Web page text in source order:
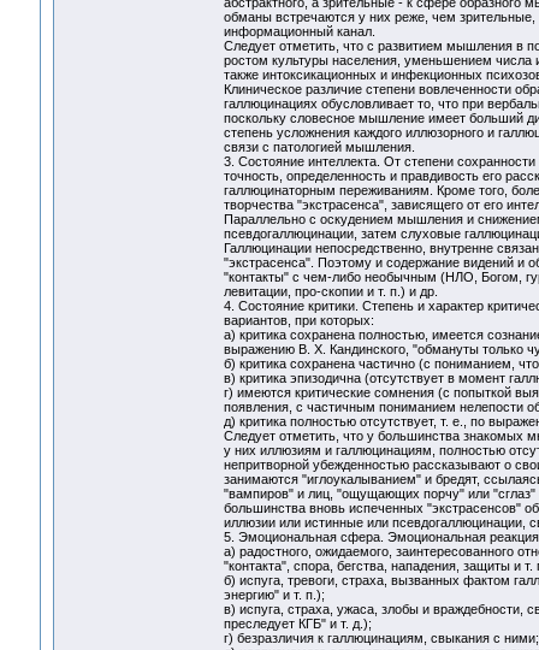
обманы встречаются у них реже, чем
информационный канал.
Следует отметить, что с развитием мышления в
ростом культуры населения, уменьшением числа
также интоксикационных и инфекционных
Клиническое различие степени вовлеченности
галлюцинациях обусловливает то, что при
поскольку словесное мышление имеет больший
степень усложнения каждого иллюзорного и
связи с патологией мышления.
3. Состояние интеллекта. От степени сохранности
точность, определенность и правдивость его
галлюцинаторным переживаниям. Кроме того,
творчества "экстрасенса", зависящего от его
Параллельно с оскудением мышления и
псевдогаллюцинации, затем слуховые
Галлюцинации непосредственно, внутренне
"экстрасенса". Поэтому и содержание видений и
"контакты" с чем-либо необычным (НЛО, Богом,
левитации, про-скопии и т. п.) и др.
4. Состояние критики. Степень и характер
вариантов, при которых:
а) критика сохранена полностью, имеется
выражению В. X. Кандинского, "обмануты только
б) критика сохранена частично (с пониманием,
в) критика эпизодична (отсутствует в момент
г) имеются критические сомнения (с попыткой
появления, с частичным пониманием нелепости
д) критика полностью отсутствует, т. е., по
Следует отметить, что у большинства знакомых
у них иллюзиям и галлюцинациям, полностью
непритворной убежденностью рассказывают о
занимаются "иглоукалыванием" и бредят,
"вампиров" и лиц, "ощущающих порчу" или
большинства вновь испеченных "экстрасенсов"
иллюзии или истинные или псевдогаллюцинации,
5. Эмоциональная сфера. Эмоциональная
а) радостного, ожидаемого, заинтересованного
"контакта", спора, бегства, нападения, защиты и т.
б) испуга, тревоги, страха, вызванных фактом
энергию" и т. п.);
в) испуга, страха, ужаса, злобы и враждебности,
преследует КГБ" и т. д.);
г) безразличия к галлюцинациям, свыкания с ними;